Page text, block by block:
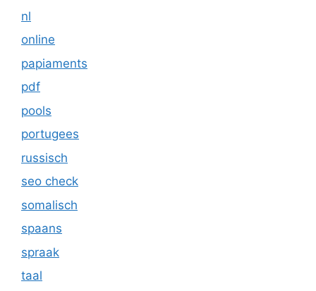
nl
online
papiaments
pdf
pools
portugees
russisch
seo check
somalisch
spaans
spraak
taal